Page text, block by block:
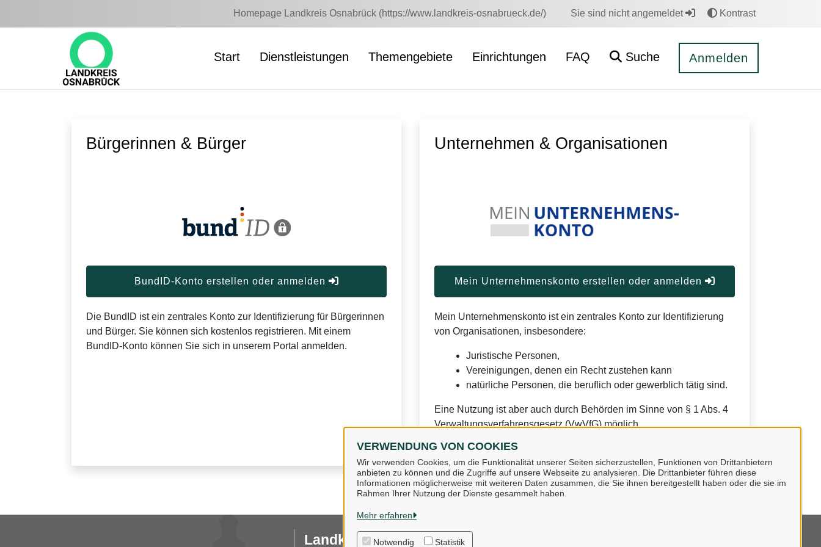
VERWENDUNG VON COOKIES
Wir verwenden Cookies, um die Funktionalität unserer Seiten sicherzustellen, Funktionen von Drittanbietern
anbieten zu können und die Zugriffe auf unsere Webseite zu analysieren. Die Drittanbieter führen diese
Informationen möglicherweise mit weiteren Daten zusammen, die Sie ihnen bereitgestellt haben oder die sie im
Rahmen Ihrer Nutzung der Dienste gesammelt haben.
Mehr erfahren
Notwendig Statistik
Homepage Landkreis Osnabrück (https://www.landkreis-osnabrueck.de/) Sie sind nicht angemeldet Kontrast
Start Dienstleistungen Themengebiete Einrichtungen FAQ Suche Anmelden
Bürgerinnen & Bürger
BundID-Konto erstellen oder anmelden
Die BundID ist ein zentrales Konto zur Identifizierung für Bürgerinnen
und Bürger. Sie können sich kostenlos registrieren. Mit einem
BundID-Konto können Sie sich in unserem Portal anmelden.
Unternehmen & Organisationen
Mein Unternehmenskonto erstellen oder anmelden
Mein Unternehmenskonto ist ein zentrales Konto zur Identifizierung
von Organisationen, insbesondere:
Juristische Personen,
Vereinigungen, denen ein Recht zustehen kann
natürliche Personen, die beruflich oder gewerblich tätig sind.
Eine Nutzung ist aber auch durch Behörden im Sinne von § 1 Abs. 4
Verwaltungsverfahrensgesetz (VwVfG) möglich.
Landkreis Osnabrück